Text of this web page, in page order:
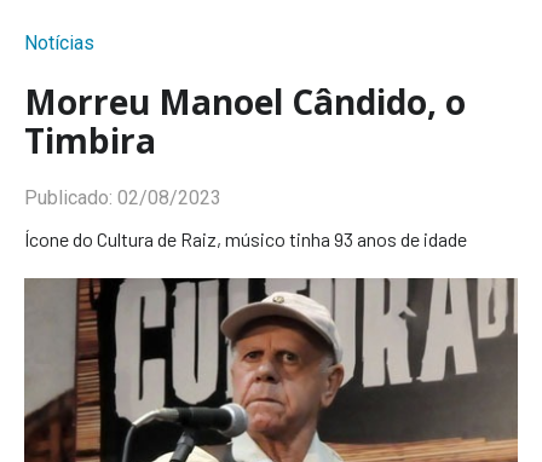
Notícias
Morreu Manoel Cândido, o
Timbira
Publicado: 02/08/2023
Ícone do Cultura de Raiz, músico tinha 93 anos de idade